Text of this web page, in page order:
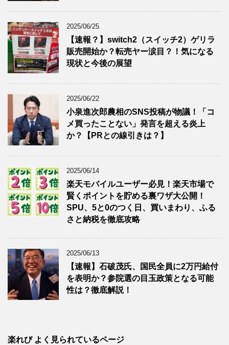
2025/06/25
【速報？】switch2（スイッチ2）ゲリラ
販売開始か？転売ヤー涙目？！気になる
現状と今後の展望
2025/06/22
小泉進次郎農相のSNS投稿が物議！「コ
メ買ったことない」発言を超える炎上
か？【PRとの線引きは？】
2025/06/14
楽天モバイルユーザー必見！楽天市場で
賢くポイントを貯める裏ワザ大公開！
SPU、5と0のつく日、買いまわり、ふる
さと納税を徹底攻略
2025/06/13
【速報】石破茂氏、国民全員に2万円給付
を表明か？参院選の目玉政策となる可能
性は？徹底解説！
楽れび よく見られているページ